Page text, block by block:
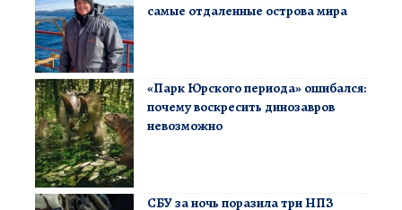
самые отдаленные острова мира
«Парк Юрского периода» ошибался:
почему воскресить динозавров
невозможно
СБУ за ночь поразила три НПЗ